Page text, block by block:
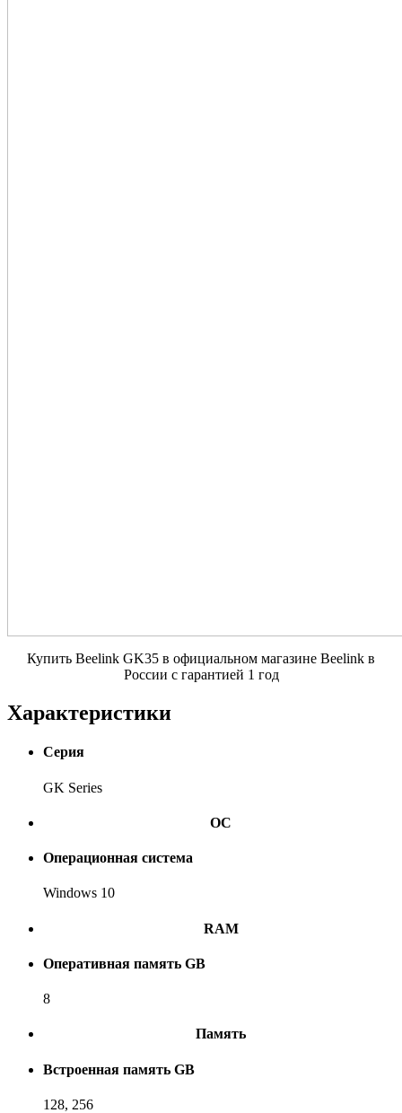
Купить Beelink GK35 в официальном магазине Beelink в
России с гарантией 1 год
Характеристики
Серия
GK Series
ОС
Операционная система
Windows 10
RAM
Оперативная память GB
8
Память
Встроенная память GB
128, 256